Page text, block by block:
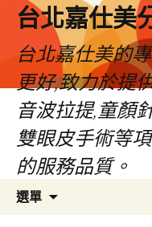
內
台北嘉仕美
台北嘉仕美的
更好,致力於提
音波拉提,童顏
雙眼皮手術等
的服務品質。
選單